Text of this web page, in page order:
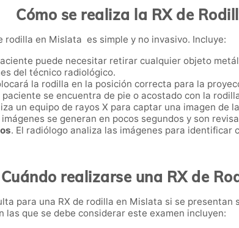
Cómo se realiza la RX de
rodilla en Mislata es simple y no invasivo. Incluye:
puede necesitar retirar cualquier objeto
del técnico radiológico.
la rodilla en la posición correcta para la
se encuentra de pie o acostado con la
un equipo de rayos X para captar una imagen de
imágenes se generan en pocos segundos y son
. El radiólogo analiza las imágenes para identificar
Cuándo realizarse una RX de
para una RX de rodilla en Mislata si se
las que se debe considerar este examen incluyen: